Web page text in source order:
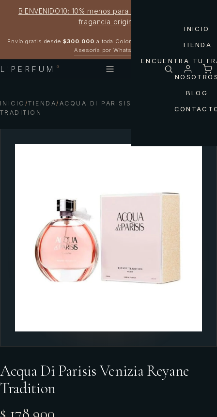
BIENVENIDO10: 10% menos para estrenar tu próxima
fragancia original
Envío gratis desde $300.000 a toda Colombia
Asesoría por WhatsApp
L'PERFUM ®
INICIO
TIENDA
ENCUENTRA TU
BLOG
INICIO /TIENDA/ ACQUA DI PARISIS VENIZIA REYANE
TRADITION
Acqua Di Parisis Venizia Reyane
Tradition